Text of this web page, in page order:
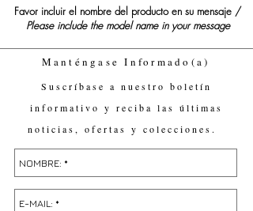
Favor incluir el nombre del producto en su mensaje /
Please include the model name in your message
Manténgase Informado(a)
Suscríbase a nuestro boletín
informativo y reciba las últimas
noticias, ofertas y colecciones.